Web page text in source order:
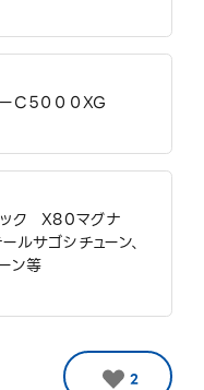
C５０００XG
ック X80マグナ
ルサゴシチューン、
ン等
2